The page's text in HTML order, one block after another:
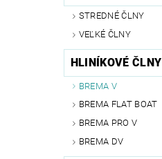
STREDNÉ ČLNY
VEĽKÉ ČLNY
HLINÍKOVÉ ČLNY
BREMA V
BREMA FLAT BOAT
BREMA PRO V
BREMA DV